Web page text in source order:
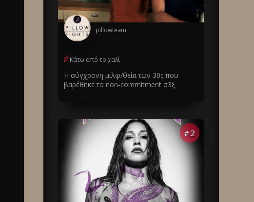
pillowteam
Κάτω από το χαλί
Η σύγχρονη μιλφ/θεία των 30ς που
βαρέθηκε το non-commitment σ3ξ
# 2